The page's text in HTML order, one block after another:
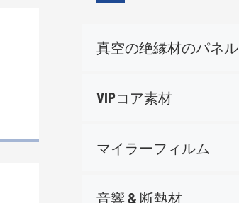
真空の绝縁材のパネル
VIPコア素材
マイラーフィルム
音響 & 断熱材